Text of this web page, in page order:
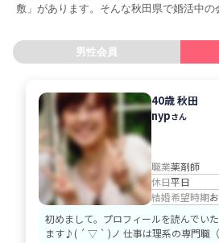
敷」があります。そんな秋田県で婚活中の
男性会員
40歳 秋田
nypさん
職業薬剤師
休日平日
結婚希望時期
初めまして。プロフィールを読んでい
ます♪( ´ ▽ ` )ノ 仕事は理系の